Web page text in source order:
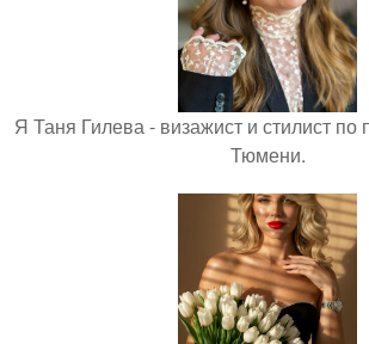
Я Таня Гилева - визажист и стилист по
Тюмени.